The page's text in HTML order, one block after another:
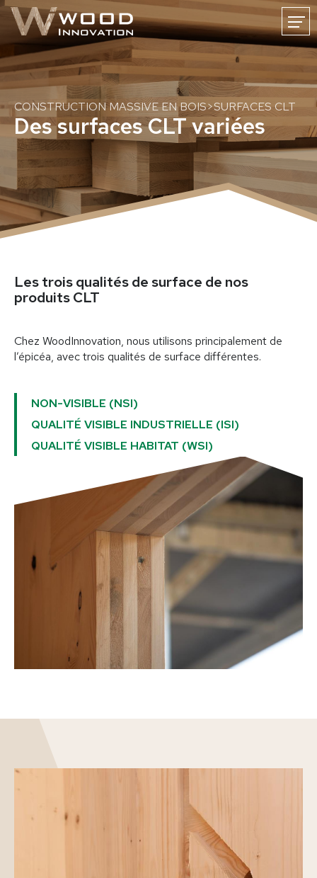
ACCUEIL
WOODINNOVATION
CARRIÈRE
CONTACT
FR DE NL
Construction massive en bois
Surfaces CLT
Découpe bois CNC
Constructions
Maisons en bois
Constructions modulaires en bois
Surélévations et extensions
Constructions spéciales
Services
Maîtres d'ouvrage
Planificateurs & architectes
Entreprises et artisans
Technique & expertise
Projets
Maisons
Commerce et industrie
Bâtiments publics
CONSTRUCTION MASSIVE EN BOIS>SURFACES CLT
Des surfaces CLT variées
Les trois qualités de surface de nos
produits CLT
Chez WoodInnovation, nous utilisons principalement de
l’épicéa, avec trois qualités de surface différentes.
NON-VISIBLE (NSI)
QUALITÉ VISIBLE INDUSTRIELLE (ISI)
QUALITÉ VISIBLE HABITAT (WSI)